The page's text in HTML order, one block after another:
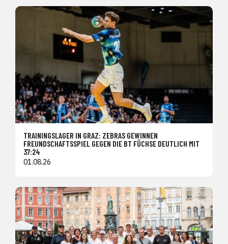
TRAININGSLAGER IN GRAZ: ZEBRAS GEWINNEN
FREUNDSCHAFTSSPIEL GEGEN DIE BT FÜCHSE DEUTLICH MIT
37:24
01.08.26